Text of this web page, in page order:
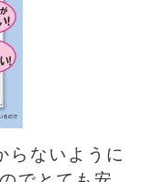
らないように